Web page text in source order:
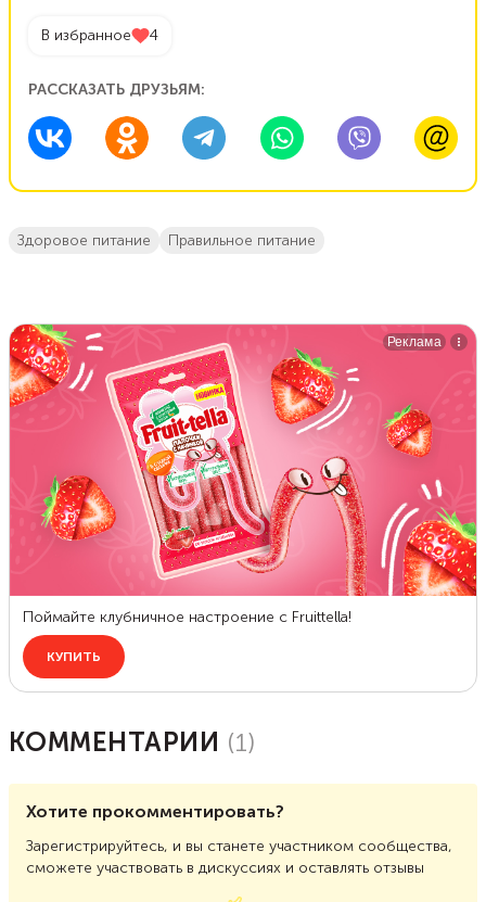
В избранное 4
РАССКАЗАТЬ ДРУЗЬЯМ:
здоровое питание правильное питание
КОММЕНТАРИИ (1)
Хотите прокомментировать?
Зарегистрируйтесь, и вы станете участником сообщества,
сможете участвовать в дискуссиях и оставлять отзывы